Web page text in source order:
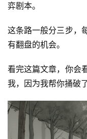
弈剧本。
这条路一般分三步，
有翻盘的机会。
看完这篇文章，你会
我，因为我帮你捅破